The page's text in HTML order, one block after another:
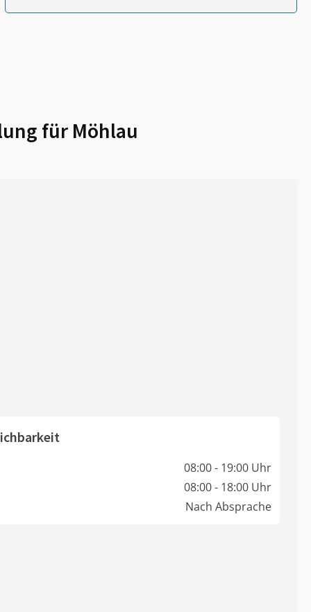
für Möhlau
08:00 - 19:00 Uhr
08:00 - 18:00 Uhr
Nach Absprache